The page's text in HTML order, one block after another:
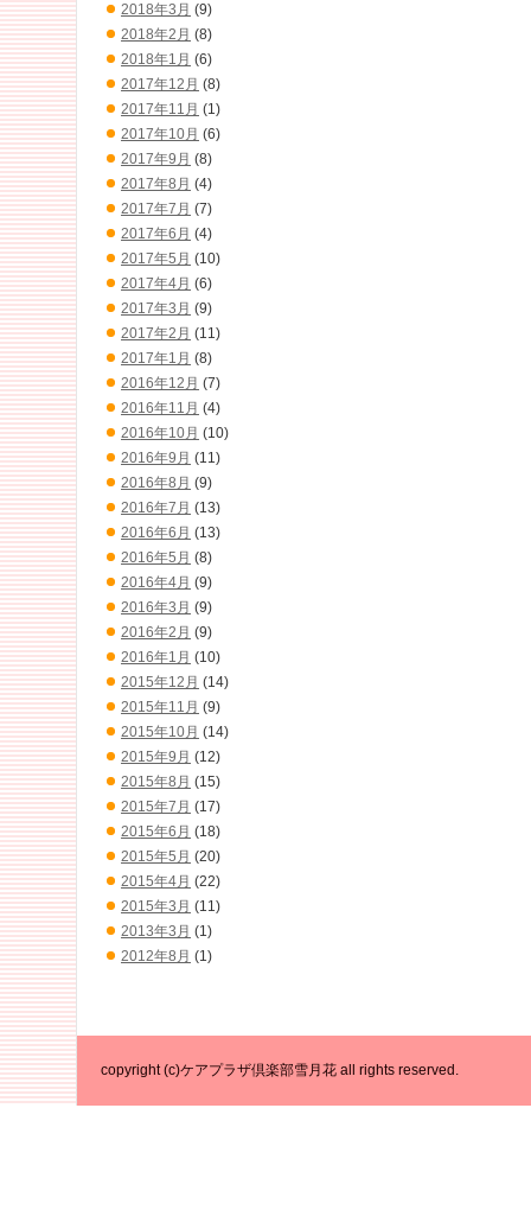
2018年3月 (9)
2018年2月 (8)
2018年1月 (6)
2017年12月 (8)
2017年11月 (1)
2017年10月 (6)
2017年9月 (8)
2017年8月 (4)
2017年7月 (7)
2017年6月 (4)
2017年5月 (10)
2017年4月 (6)
2017年3月 (9)
2017年2月 (11)
2017年1月 (8)
2016年12月 (7)
2016年11月 (4)
2016年10月 (10)
2016年9月 (11)
2016年8月 (9)
2016年7月 (13)
2016年6月 (13)
2016年5月 (8)
2016年4月 (9)
2016年3月 (9)
2016年2月 (9)
2016年1月 (10)
2015年12月 (14)
2015年11月 (9)
2015年10月 (14)
2015年9月 (12)
2015年8月 (15)
2015年7月 (17)
2015年6月 (18)
2015年5月 (20)
2015年4月 (22)
2015年3月 (11)
2013年3月 (1)
2012年8月 (1)
copyright (c)ケアプラザ倶楽部雪月花 all rights reserved.